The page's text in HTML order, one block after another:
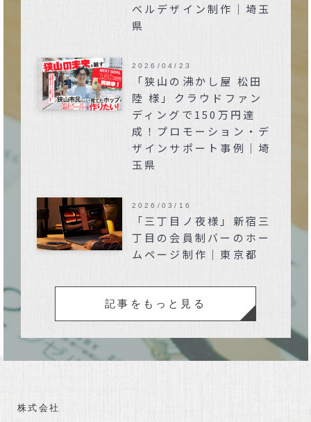
ベルデザイン制作｜埼玉
県
「狭山の沸かし屋 松田
陸 様」クラウドファン
ディングで150万円達
成！プロモーション・デ
ザインサポート事例｜埼
玉県
2026/04/23
「三丁目ノ夜様」新宿三
丁目の会員制バーのホー
ムページ制作｜東京都
2026/03/16
記事をもっと見る
株式会社